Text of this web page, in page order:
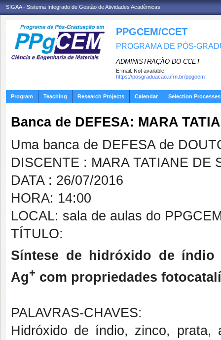
SIGAA - Sistema Integrado de Gestão de Atividades Acadêmicas
PPGCEM/CCET
PROGRAMA DE PÓS-
ADMINISTRAÇÃO DO CCET
E-mail: Not available
https://posgraduacao.ufrn.br/ppgcem
Program Teaching Research Projects Calendar Selection Processes
Banca de DEFESA: MARA
Uma banca de DEFESA de
DISCENTE : MARA TATIANE DE
DATA : 26/07/2016
HORA: 14:00
LOCAL: sala de aulas do
TÍTULO:
Síntese de hidróxido de
Ag+ com propriedades
PALAVRAS-CHAVES:
Hidróxido de índio, zinco, prata,